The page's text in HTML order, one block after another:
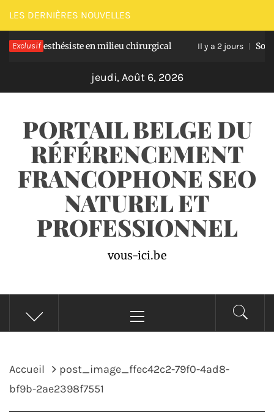
Passer
au
contenu
LES DERNIÈRES NOUVELLES
Exclusif en milieu chirurgical Il y a 2 jours Soulagez
jeudi, Août 6, 2026
PORTAIL BELGE DU
RÉFÉRENCEMENT
FRANCOPHONE SEO
NATUREL ET
PROFESSIONNEL
vous-ici.be
principal
Accueil
post_image_ffec42c2-79f0-4ad8-
bf9b-2ae2398f7551